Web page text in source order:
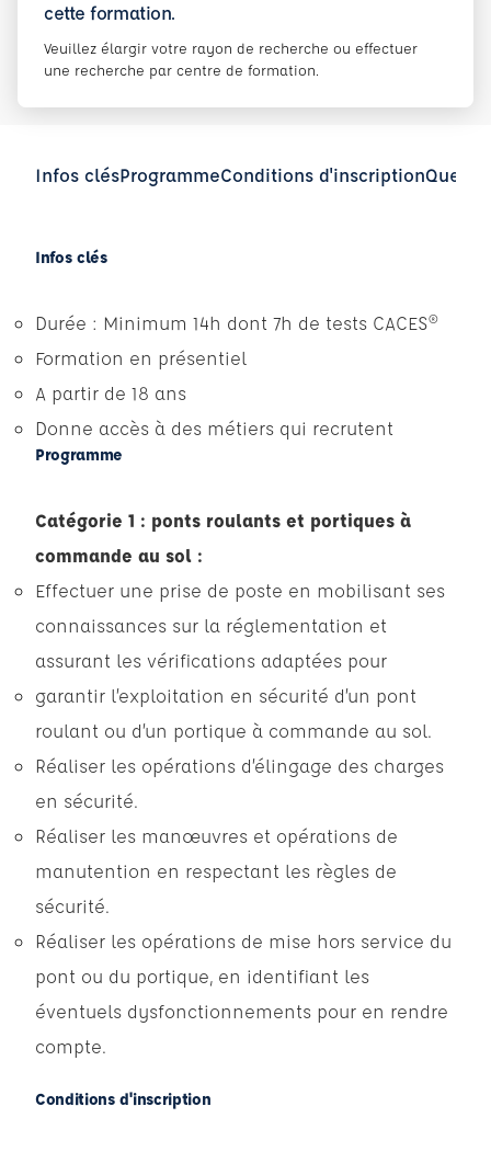
cette formation.
Veuillez élargir votre rayon de recherche ou effectuer
une recherche par centre de formation.
Infos clésProgrammeConditions d'inscription
Infos clés
Durée : Minimum 14h dont 7h de tests CACES®
Formation en présentiel
A partir de 18 ans
Donne accès à des métiers qui recrutent
Programme
Catégorie 1 : ponts roulants et portiques à
commande au sol :
Effectuer une prise de poste en mobilisant ses
connaissances sur la réglementation et
assurant les vérifications adaptées pour
garantir l’exploitation en sécurité d’un pont
roulant ou d’un portique à commande au sol.
Réaliser les opérations d’élingage des charges
en sécurité.
Réaliser les manœuvres et opérations de
manutention en respectant les règles de
sécurité.
Réaliser les opérations de mise hors service du
pont ou du portique, en identifiant les
éventuels dysfonctionnements pour en rendre
compte.
Conditions d'inscription